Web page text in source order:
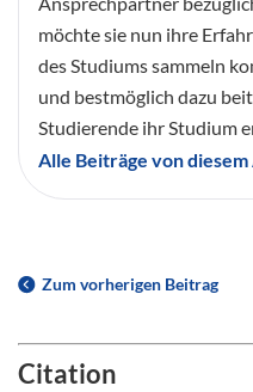
möchte sie nun ihre
des Studiums sammeln
und bestmöglich dazu
Studierende ihr Studium
Alle Beiträge von
Zum vorherigen Beitrag
Citation